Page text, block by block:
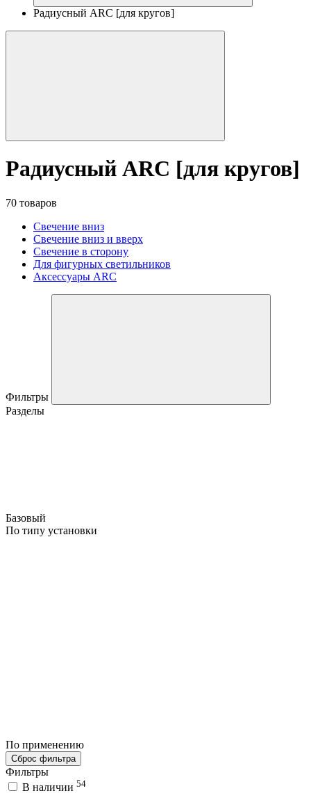
Радиусный ARC [для кругов]
Радиусный ARC [для кругов]
70 товаров
Свечение вниз
Свечение вниз и вверх
Свечение в сторону
Для фигурных светильников
Аксессуары ARC
Фильтры
Разделы
Базовый
По типу установки
По применению
Сброс фильтра
Фильтры
В наличии 54